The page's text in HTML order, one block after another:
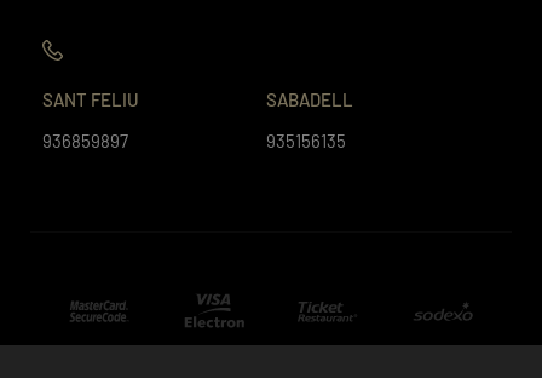
SANT FELIU
936859897
SABADELL
935156135